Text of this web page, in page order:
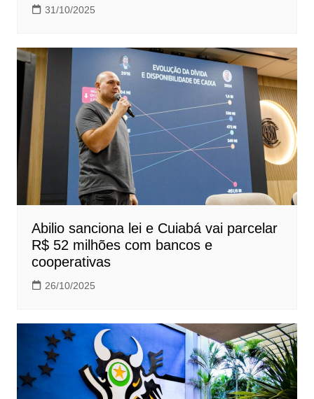
31/10/2025
Abilio sanciona lei e Cuiabá vai parcelar
R$ 52 milhões com bancos e
cooperativas
26/10/2025